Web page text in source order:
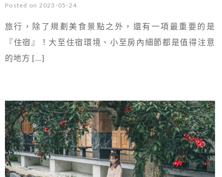
Posted on 2023-05-24
旅行，除了規劃美食景點之外，還有一項最重要的是
『住宿』！大至住宿環境、小至房內細節都是值得注意
的地方 […]